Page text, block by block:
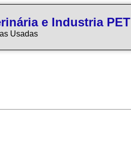
e Industria PET
Usadas